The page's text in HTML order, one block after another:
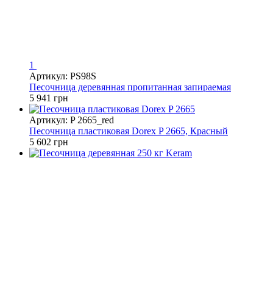
1
Артикул: PS98S
Песочница деревянная пропитанная запираемая
5 941 грн
Артикул: P 2665_red
Песочница пластиковая Dorex P 2665, Красный
5 602 грн